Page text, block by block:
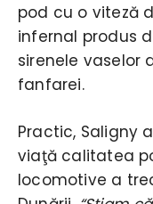
pod cu o viteză
infernal produs
sirenele vaselor
fanfarei.
Practic, Saligny
viaţă calitatea
locomotive a